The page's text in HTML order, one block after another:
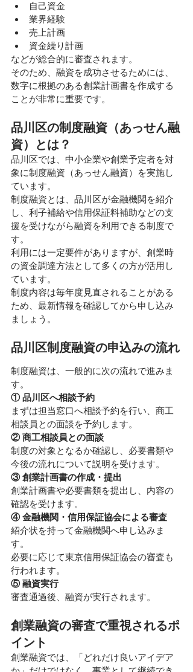
自己資金
業界経験
売上計画
資金繰り計画
などが総合的に審査されます。
そのため、融資を成功させるためには、
数字に根拠のある創業計画書を作成する
ことが非常に重要です。
品川区の制度融資（あっせん融
資）とは？
品川区では、中小企業や創業予定者を対
象に制度融資（あっせん融資）を実施し
ています。
制度融資とは、品川区が金融機関を紹介
し、利子補給や信用保証料補助などの支
援を受けながら融資を利用できる制度で
す。
利用には一定要件がありますが、創業時
の資金調達方法として多くの方が活用し
ています。
制度内容は毎年度見直されることがある
ため、最新情報を確認してから申し込み
ましょう。
品川区制度融資の申込みの流れ
制度融資は、一般的に次の流れで進みま
す。
① 品川区へ相談予約
まずは担当窓口へ相談予約を行い、商工
相談員との面談を予約します。
② 商工相談員との面談
制度の対象となるか確認し、必要書類や
今後の流れについて説明を受けます。
③ 創業計画書の作成・提出
創業計画書や必要書類を提出し、内容の
確認を受けます。
④ 金融機関・信用保証協会による審査
紹介状を持って金融機関へ申し込みま
す。
必要に応じて東京信用保証協会の審査も
行われます。
⑤ 融資実行
審査通過後、融資が実行されます。
創業融資の審査で重視されるポ
イント
創業融資では、「どれだけ良いアイデア